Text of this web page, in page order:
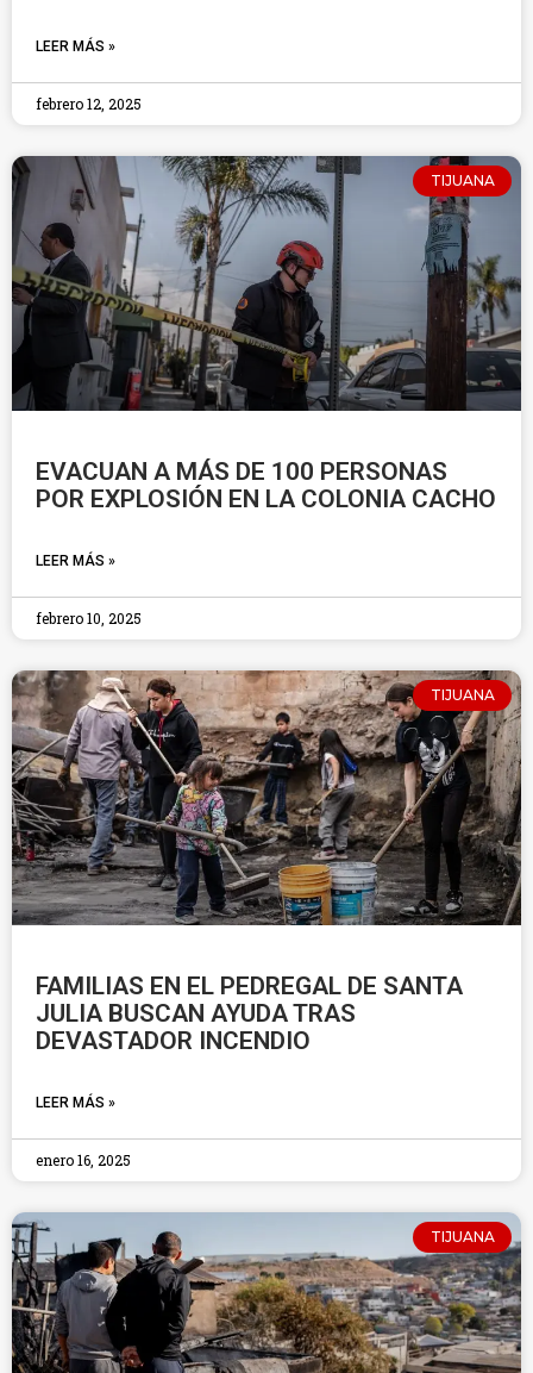
LEER MÁS »
febrero 12, 2025
TIJUANA
EVACUAN A MÁS DE 100 PERSONAS
POR EXPLOSIÓN EN LA COLONIA CACHO
LEER MÁS »
febrero 10, 2025
TIJUANA
FAMILIAS EN EL PEDREGAL DE SANTA
JULIA BUSCAN AYUDA TRAS
DEVASTADOR INCENDIO
LEER MÁS »
enero 16, 2025
TIJUANA